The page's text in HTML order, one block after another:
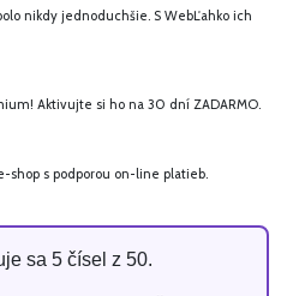
nikdy jednoduchšie. S WebĽahko ich
Aktivujte si ho na 30 dní ZADARMO.
shop s podporou on-line platieb.
sa 5 čísel z 50.